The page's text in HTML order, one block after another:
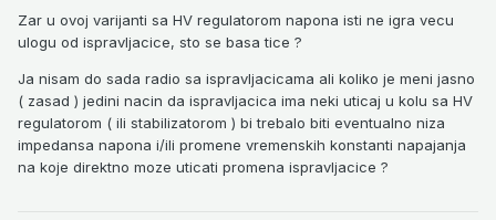
Zar u ovoj varijanti sa HV regulatorom napona isti ne igra vecu
ulogu od ispravljacice, sto se basa tice ?
Ja nisam do sada radio sa ispravljacicama ali koliko je meni jasno
( zasad ) jedini nacin da ispravljacica ima neki uticaj u kolu sa HV
regulatorom ( ili stabilizatorom ) bi trebalo biti eventualno niza
impedansa napona i/ili promene vremenskih konstanti napajanja
na koje direktno moze uticati promena ispravljacice ?